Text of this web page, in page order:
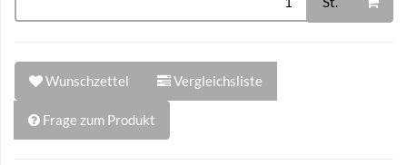
Wunschzettel Vergleichsliste
Frage zum Produkt